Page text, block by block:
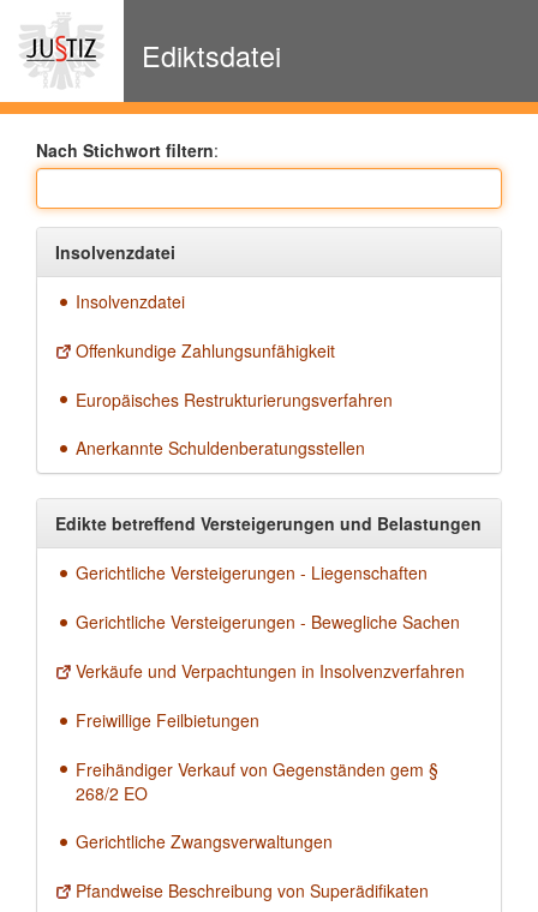
Navigation
Ediktsdatei
Nach Stichwort filtern:
Insolvenzdatei
Insolvenzdatei
Offenkundige Zahlungsunfähigkeit
Europäisches Restrukturierungsverfahren
Anerkannte Schuldenberatungsstellen
Edikte betreffend Versteigerungen und Belastungen
Gerichtliche Versteigerungen - Liegenschaften
Gerichtliche Versteigerungen - Bewegliche Sachen
Verkäufe und Verpachtungen in Insolvenzverfahren
Freiwillige Feilbietungen
Freihändiger Verkauf von Gegenständen gem §
268/2 EO
Gerichtliche Zwangsverwaltungen
Pfandweise Beschreibung von Superädifikaten